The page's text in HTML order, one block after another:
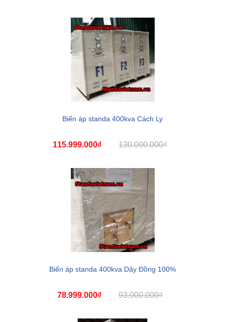
Biến áp standa 400kva Cách Ly
115.999.000₫ 130.000.000₫
Biến áp standa 400kva Dây Đồng 100%
78.999.000₫ 93.000.000₫